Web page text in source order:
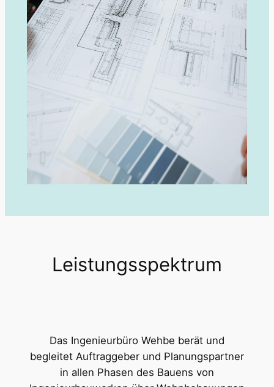
Leistungsspektrum
Das Ingenieurbüro Wehbe berät und
begleitet Auftraggeber und Planungspartner
in allen Phasen des Bauens von